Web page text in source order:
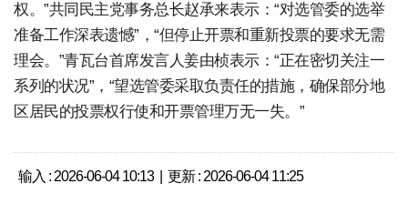
权。”共同民主党事务总长赵承来表示：“对选管委的选举
准备工作深表遗憾”，“但停止开票和重新投票的要求无需
理会。”青瓦台首席发言人姜由桢表示：“正在密切关注一
系列的状况”，“望选管委采取负责任的措施，确保部分地
区居民的投票权行使和开票管理万无一失。”
输入 : 2026-06-04 10:13 | 更新 : 2026-06-04 11:25